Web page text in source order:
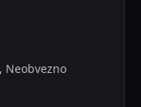
Neobvezno